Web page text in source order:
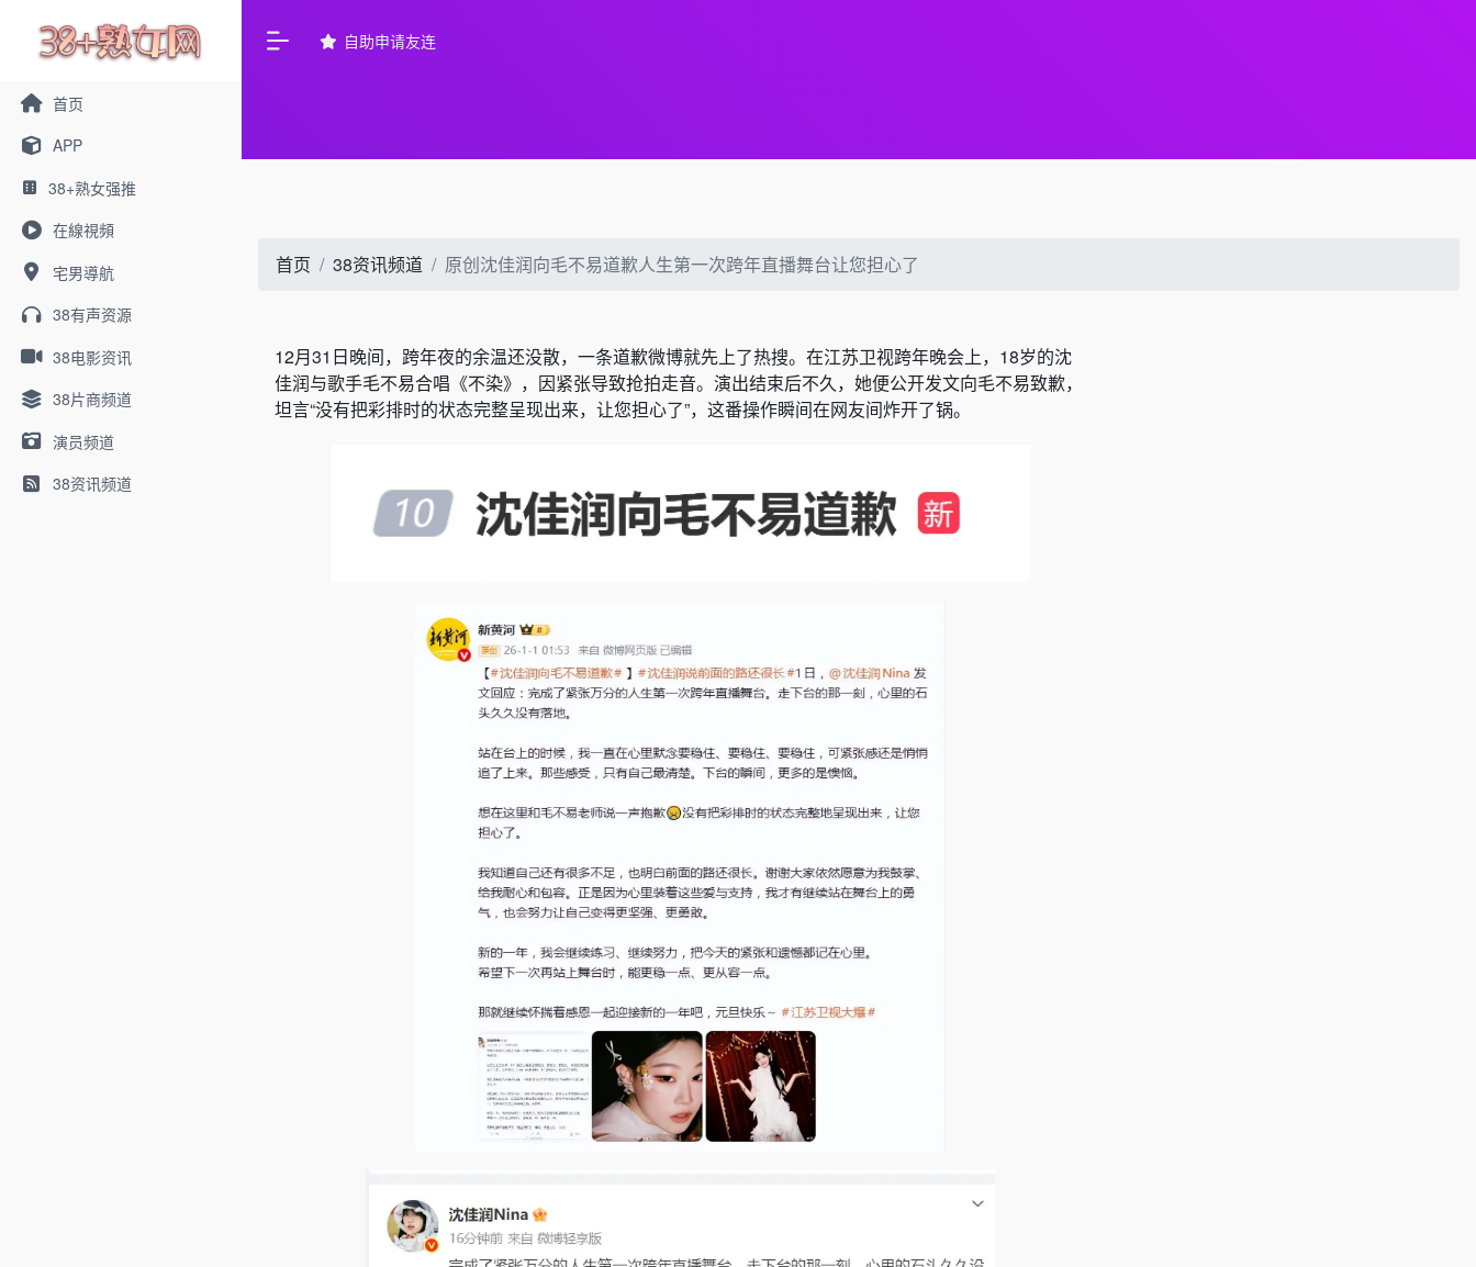
首页
APP
38+熟女强推
在線視頻
宅男導航
38有声资源
38电影资讯
38片商频道
演员频道
38资讯频道
自助申请友连
首页 38资讯频道 原创沈佳润向毛不易道歉人生第一次跨年直播舞台让您担心了
12月31日晚间，跨年夜的余温还没散，一条道歉微博就先上了热搜。在江苏卫视跨年晚会上，18岁的沈
佳润与歌手毛不易合唱《不染》，因紧张导致抢拍走音。演出结束后不久，她便公开发文向毛不易致歉，
坦言“没有把彩排时的状态完整呈现出来，让您担心了”，这番操作瞬间在网友间炸开了锅。